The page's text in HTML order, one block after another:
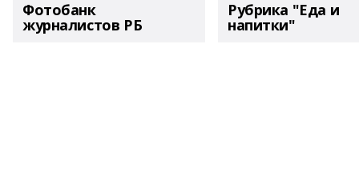
Фотобанк
журналистов РБ
Рубрика "Еда и
напитки"